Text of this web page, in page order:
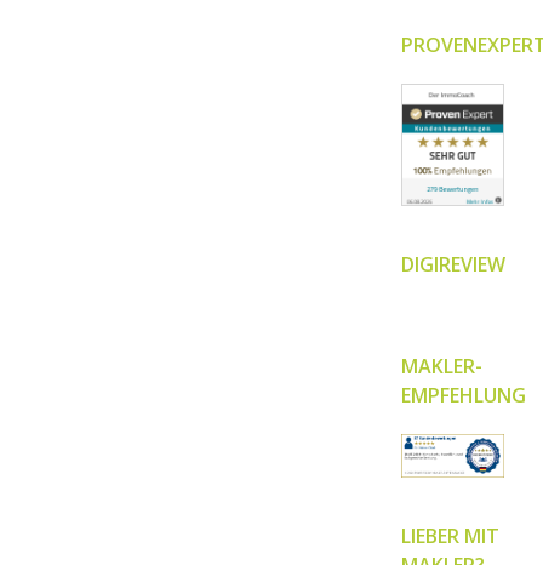
DIGIREVIEW
MAKLER-
EMPFEHLUNG
LIEBER MIT